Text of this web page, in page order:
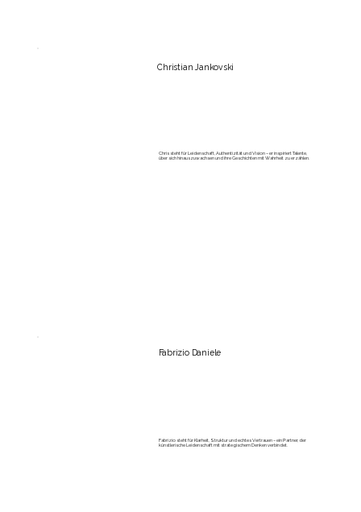
Fabrizio Daniele
Fabrizio steht für Klarheit, Struktur und echtes Vertrauen – ein Partner, der
künstlerische Leidenschaft mit strategischem Denken verbindet.
Christian Jankovski
Chris steht für Leidenschaft, Authentizität und Vision – er inspiriert Talente,
über sich hinauszuwachsen und ihre Geschichten mit Wahrheit zu erzählen.